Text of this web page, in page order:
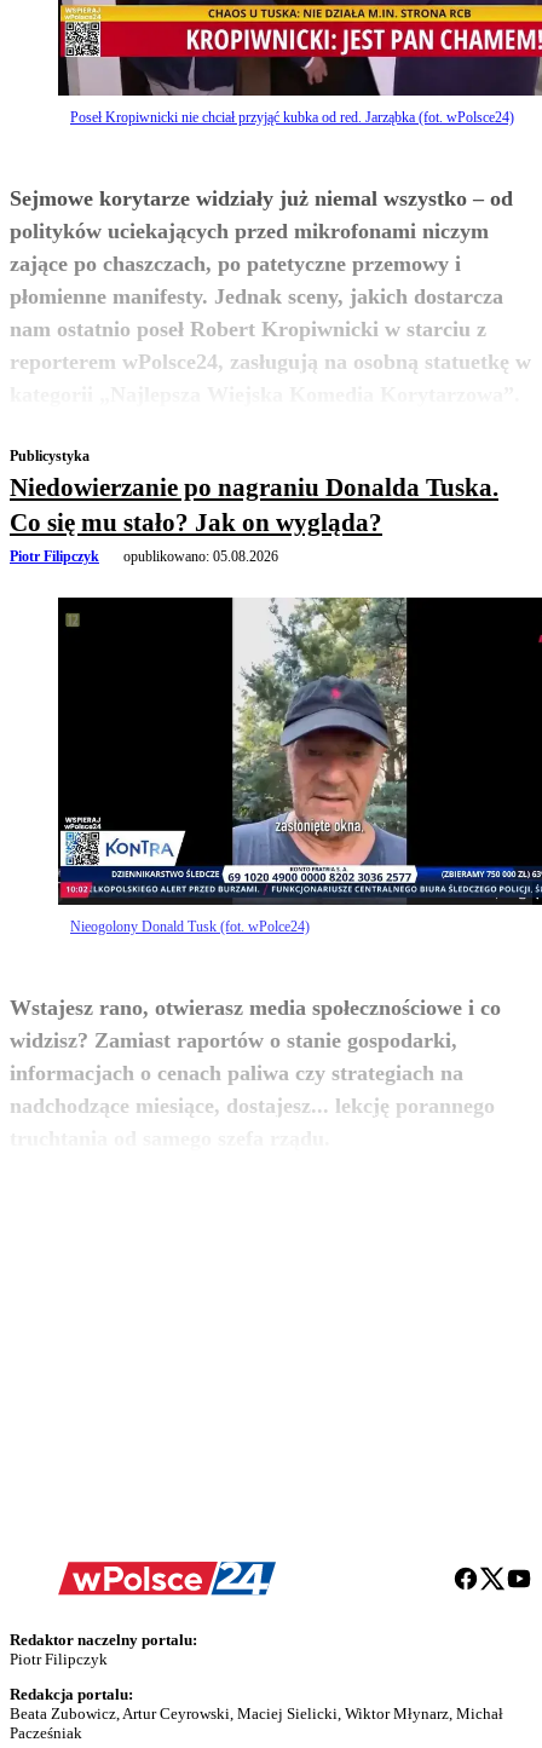
Poseł Kropiwnicki nie chciał przyjąć kubka od red. Jarząbka (fot. wPolsce24)
Sejmowe korytarze widziały już niemal wszystko – od
polityków uciekających przed mikrofonami niczym
zające po chaszczach, po patetyczne przemowy i
płomienne manifesty. Jednak sceny, jakich dostarcza
nam ostatnio poseł Robert Kropiwnicki w starciu z
reporterem wPolsce24, zasługują na osobną statuetkę w
zobacz więcej
Publicystyka
Niedowierzanie po nagraniu Donalda Tuska.
Co się mu stało? Jak on wygląda?
Piotr Filipczyk opublikowano: 05.08.2026
Nieogolony Donald Tusk (fot. wPolce24)
Wstajesz rano, otwierasz media społecznościowe i co
widzisz? Zamiast raportów o stanie gospodarki,
informacjach o cenach paliwa czy strategiach na
nadchodzące miesiące, dostajesz... lekcję porannego
zobacz więcej
Redaktor naczelny portalu:
Piotr Filipczyk
Redakcja portalu:
Beata Zubowicz, Artur Ceyrowski, Maciej Sielicki, Wiktor Młynarz, Michał
Pacześniak